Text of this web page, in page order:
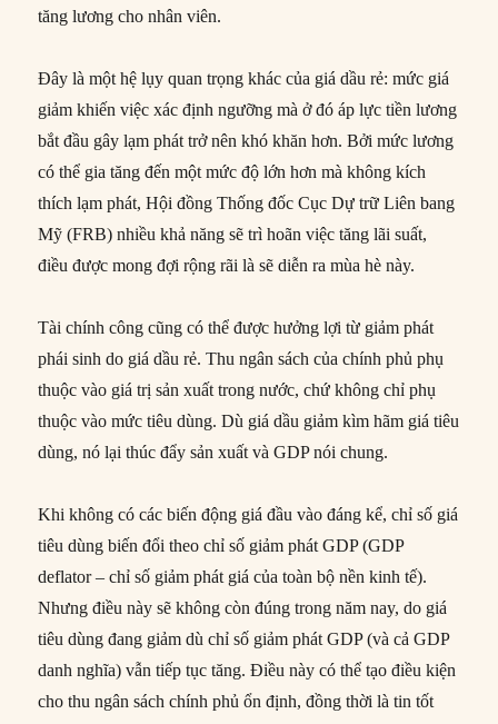
tăng lương cho nhân viên.
Đây là một hệ lụy quan trọng khác của giá dầu rẻ: mức giá
giảm khiến việc xác định ngưỡng mà ở đó áp lực tiền lương
bắt đầu gây lạm phát trở nên khó khăn hơn. Bởi mức lương
có thể gia tăng đến một mức độ lớn hơn mà không kích
thích lạm phát, Hội đồng Thống đốc Cục Dự trữ Liên bang
Mỹ (FRB) nhiều khả năng sẽ trì hoãn việc tăng lãi suất,
điều được mong đợi rộng rãi là sẽ diễn ra mùa hè này.
Tài chính công cũng có thể được hưởng lợi từ giảm phát
phái sinh do giá dầu rẻ. Thu ngân sách của chính phủ phụ
thuộc vào giá trị sản xuất trong nước, chứ không chỉ phụ
thuộc vào mức tiêu dùng. Dù giá dầu giảm kìm hãm giá tiêu
dùng, nó lại thúc đẩy sản xuất và GDP nói chung.
Khi không có các biến động giá đầu vào đáng kể, chỉ số giá
tiêu dùng biến đổi theo chỉ số giảm phát GDP (GDP
deflator – chỉ số giảm phát giá của toàn bộ nền kinh tế).
Nhưng điều này sẽ không còn đúng trong năm nay, do giá
tiêu dùng đang giảm dù chỉ số giảm phát GDP (và cả GDP
danh nghĩa) vẫn tiếp tục tăng. Điều này có thể tạo điều kiện
cho thu ngân sách chính phủ ổn định, đồng thời là tin tốt